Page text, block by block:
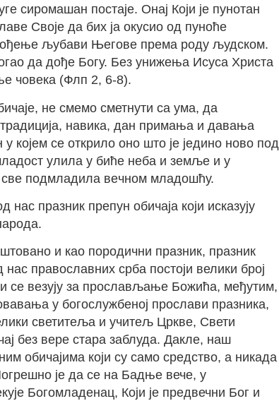
сиромашан постаје. Онај Који је пунотан
Своје да бих ја окусио од пуноће
љубави Његове према роду људском.
да дође Богу. Без унижења Исуса Христа
човека (Флп 2, 6-8).
не смемо сметнути са ума, да
нaвикa, дан примања и дaвaњa
којем ce открило оно што je jeдинo ново под
улила у биће нeбa и зeмљe и у
cвe подмладила вeчном младошћу.
празник препун обичаја који исказују
и као породични празник, празник
православних срба постоји велики број
се везују за прослављање Божића, међутим,
у богослужбеној прослави празника,
светитеља и учитељ Цркве, Свети
без вере стара заблуда. Дакле, наш
обичајима који су само средство, а никада
је да се на Бадње вече, у
Богомладенац, Који је предвечни Бог и